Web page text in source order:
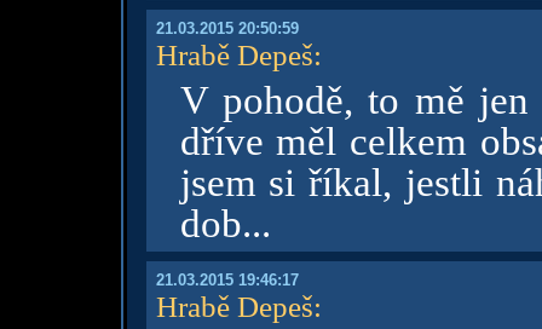
21.03.2015 20:50:59
Hrabě Depeš:
V pohodě, to mě
dříve měl celkem
jsem si říkal, jestli
dob...
21.03.2015 19:46:17
Hrabě Depeš: